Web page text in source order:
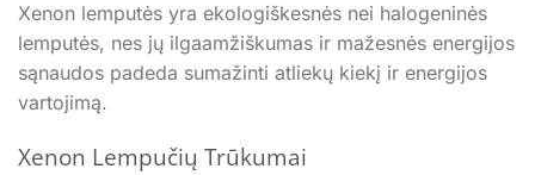
Xenon lemputės yra ekologiškesnės nei halogeninės
lemputės, nes jų ilgaamžiškumas ir mažesnės energijos
sąnaudos padeda sumažinti atliekų kiekį ir energijos
vartojimą.
Xenon Lempučių Trūkumai